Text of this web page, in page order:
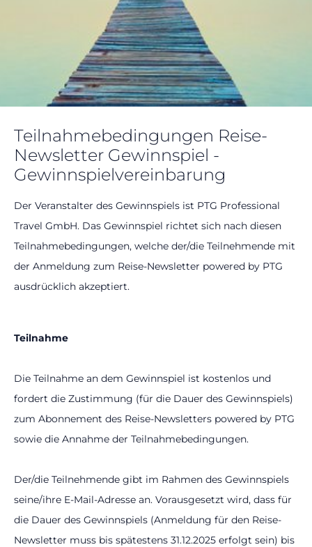
Teilnahmebedingungen Reise-
Newsletter Gewinnspiel -
Gewinnspielvereinbarung
Der Veranstalter des Gewinnspiels ist PTG Professional
Travel GmbH. Das Gewinnspiel richtet sich nach diesen
Teilnahmebedingungen, welche der/die Teilnehmende mit
der Anmeldung zum Reise-Newsletter powered by PTG
ausdrücklich akzeptiert.
Teilnahme
Die Teilnahme an dem Gewinnspiel ist kostenlos und
fordert die Zustimmung (für die Dauer des Gewinnspiels)
zum Abonnement des Reise-Newsletters powered by PTG
sowie die Annahme der Teilnahmebedingungen.
Der/die Teilnehmende gibt im Rahmen des Gewinnspiels
seine/ihre E-Mail-Adresse an. Vorausgesetzt wird, dass für
die Dauer des Gewinnspiels (Anmeldung für den Reise-
Newsletter muss bis spätestens 31.12.2025 erfolgt sein) bis